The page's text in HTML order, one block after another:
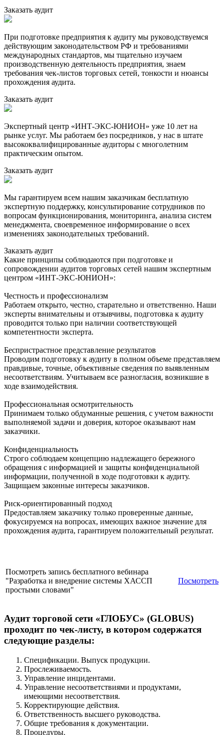
Заказать аудит
При подготовке предприятия к аудиту мы руководствуемся
действующим законодательством РФ и требованиями
международных стандартов, мы тщательно изучаем
производственную деятельность предприятия, знаем
требования чек-листов торговых сетей, тонкости и нюансы
прохождения аудита.
Заказать аудит
Экспертный центр «ИНТ-ЭКС-ЮНИОН» уже 10 лет на
рынке услуг. Мы работаем без посредников, у нас в штате
высококвалифицированные аудиторы с многолетним
практическим опытом.
Заказать аудит
Мы гарантируем всем нашим заказчикам бесплатную
экспертную поддержку, консультирование сотрудников по
вопросам функционирования, мониторинга, анализа систем
менеджмента, своевременное информирование о всех
изменениях законодательных требований.
Заказать аудит
Какие принципы соблюдаются при подготовке и
сопровождении аудитов торговых сетей нашим экспертным
центром «ИНТ-ЭКС-ЮНИОН»:
Честность и профессионализм
Работаем открыто, честно, старательно и ответственно. Наши
эксперты внимательны и отзывчивы, подготовка к аудиту
проводится только при наличии соответствующей
компетентности эксперта.
Беспристрастное представление результатов
Проводим подготовку к аудиту в полном объеме представляем
правдивые, точные, объективные сведения по выявленным
несоответствиям. Учитываем все разногласия, возникшие в
ходе взаимодействия.
Профессиональная осмотрительность
Принимаем только обдуманные решения, с учетом важности
выполняемой задачи и доверия, которое оказывают нам
заказчики.
Конфиденциальность
Строго соблюдаем концепцию надлежащего бережного
обращения с информацией и защиты конфиденциальной
информации, полученной в ходе подготовки к аудиту.
Защищаем законные интересы заказчиков.
Риск-ориентированный подход
Предоставляем заказчику только проверенные данные,
фокусируемся на вопросах, имеющих важное значение для
прохождения аудита, гарантируем положительный результат.
Посмотреть запись бесплатного вебинара
"Разработка и внедрение системы ХАССП
простыми словами"
Посмотреть
Аудит торговой сети «ГЛОБУС» (GLOBUS)
проходит по чек-листу, в котором содержатся
следующие разделы:
Спецификации. Выпуск продукции.
Прослеживаемость.
Управление инцидентами.
Управление несоответствиями и продуктами,
имеющими несоответствия.
Корректирующие действия.
Ответственность высшего руководства.
Общие требования к документации.
Процедуры.